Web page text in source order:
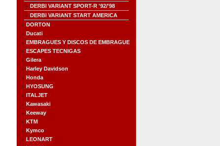
DERBI VARIANT SPORT-R '92/'98
DERBI VARIANT START AMERICA
DORTON
Ducati
EMBRAGUES Y DISCOS DE EMBRAGUE
ESCAPES TECNIGAS
Gilera
Harley Davidson
Honda
HYOSUNG
ITALJET
Kawasaki
Keeway
KTM
Kymco
LEONART